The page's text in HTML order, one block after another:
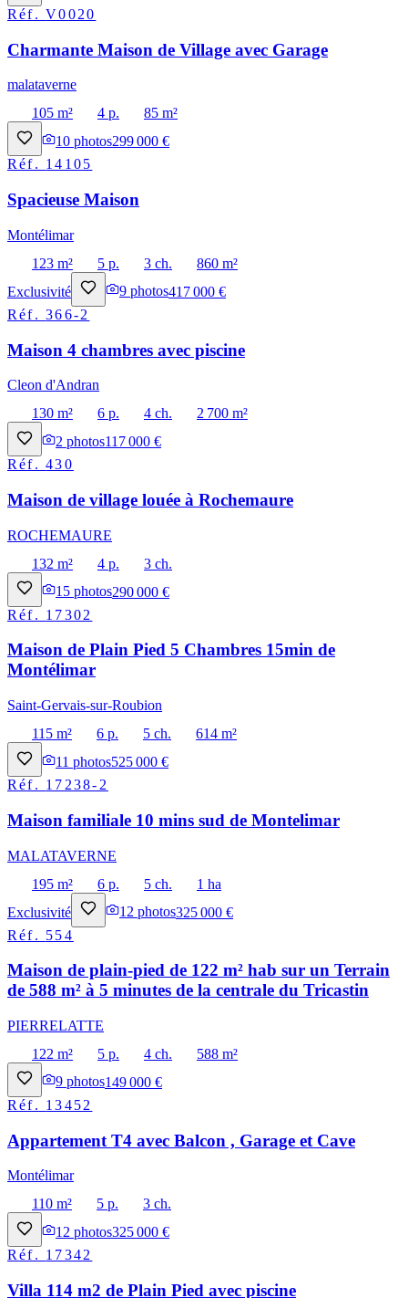
Réf.V0020
Charmante Maison de Village avec Garage
malataverne
105 m²
4 p.
85 m²
10 photos299 000 €
Réf. 14105
Spacieuse Maison
Montélimar
123 m²
5 p. 3 ch.
860 m²
Exclusivité
9 photos417 000 €
Réf.366-2
Maison 4 chambres avec piscine
Cleon d'Andran
130 m²
6 p. 4 ch.
2 700 m²
2 photos117 000 €
Réf.430
Maison de village louée à Rochemaure
ROCHEMAURE
132 m²
4 p.
3 ch.
15 photos290 000 €
Réf. 17302
Maison de Plain Pied 5 Chambres 15min de
Montélimar
Saint-Gervais-sur-Roubion
115 m²
6 p. 5 ch.
614 m²
11 photos525 000 €
Réf. 17238-2
Maison familiale 10 mins sud de Montelimar
MALATAVERNE
195 m²
6 p. 5 ch.
1 ha
Exclusivité
12 photos325 000 €
Réf. 554
Maison de plain-pied de 122 m² hab sur un Terrain
de 588 m² à 5 minutes de la centrale du Tricastin
PIERRELATTE
122 m²
5 p. 4 ch.
588 m²
9 photos149 000 €
Réf. 13452
Appartement T4 avec Balcon , Garage et Cave
Montélimar
110 m²
5 p.
3 ch.
12 photos325 000 €
Réf. 17342
Villa 114 m2 de Plain Pied avec piscine